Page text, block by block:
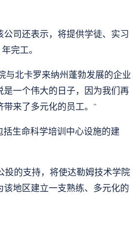
司还表示，将提供学徒、实习
完工。
与北卡罗来纳州蓬勃发展的企业
一个伟大的日子，因为我们再
来了多元化的员工。”
生命科学培训中心设施的建
投的支持，将使达勒姆技术学院
地区建立一支熟练、多元化的